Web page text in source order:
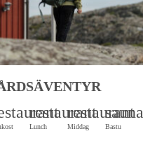
restaurant
Lunch
restaurant
Middag
sauna
Bastu